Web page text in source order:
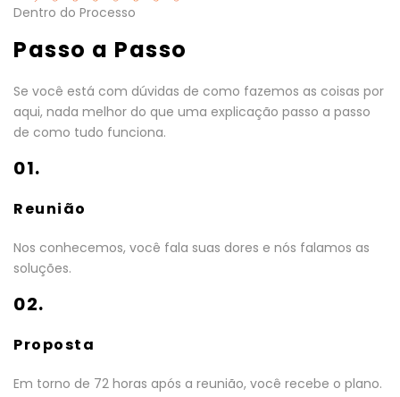
Dentro do Processo
Passo a Passo
Se você está com dúvidas de como fazemos as coisas por
aqui, nada melhor do que uma explicação passo a passo
de como tudo funciona.
01.
Reunião
Nos conhecemos, você fala suas dores e nós falamos as
soluções.
02.
Proposta
Em torno de 72 horas após a reunião, você recebe o plano.